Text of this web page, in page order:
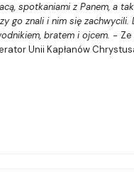
spotkaniami z Panem, a
go znali i nim się zachwycili.
bratem i ojcem. -
Unii Kapłanów